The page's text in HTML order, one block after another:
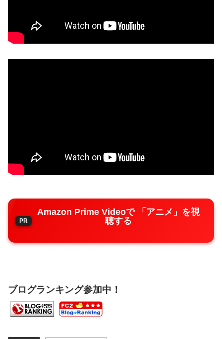
Amazon Prime Videoで 「アニメ」を視
聴する
ブログランキング参加中！